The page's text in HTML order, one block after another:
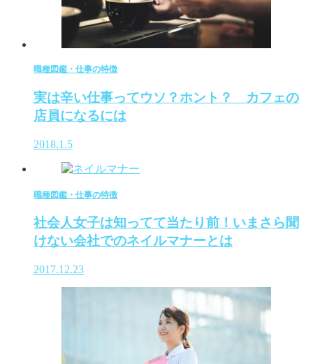
職種図鑑・仕事の特徴
実は辛い仕事ってウソ？ホント？ カフェの
店員になるには
2018.1.5
職種図鑑・仕事の特徴
社会人女子は知ってて当たり前！いまさら聞
けない会社でのネイルマナーとは
2017.12.23